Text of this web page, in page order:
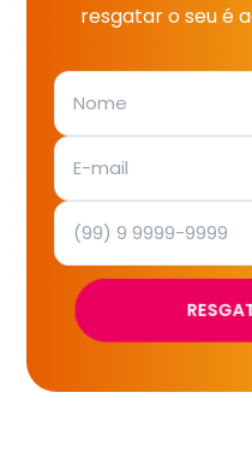
resgatar o seu é